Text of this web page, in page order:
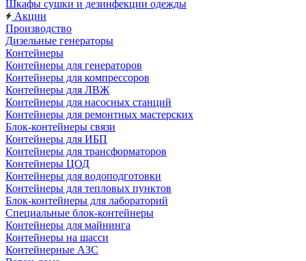
Шкафы сушки и дезинфекции одежды
Акции
Производство
Дизельные генераторы
Контейнеры
Контейнеры для генераторов
Контейнеры для компрессоров
Контейнеры для ЛВЖ
Контейнеры для насосных станций
Контейнеры для ремонтных мастерских
Блок-контейнеры связи
Контейнеры для ИБП
Контейнеры для трансформаторов
Контейнеры ЦОД
Контейнеры для водоподготовки
Контейнеры для тепловых пунктов
Блок-контейнеры для лабораторий
Специальные блок-контейнеры
Контейнеры для майнинга
Контейнеры на шасси
Контейнерные АЗС